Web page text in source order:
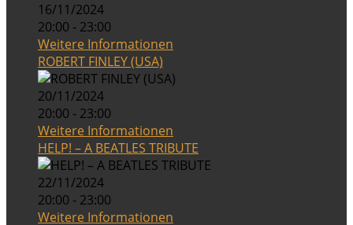
16/11/2024
20:00 - 23:00
Weitere Informationen
ROBERT FINLEY (USA)
20/11/2024
20:00 - 23:00
Weitere Informationen
HELP! – A BEATLES TRIBUTE
22/11/2024
20:00 - 23:00
Weitere Informationen